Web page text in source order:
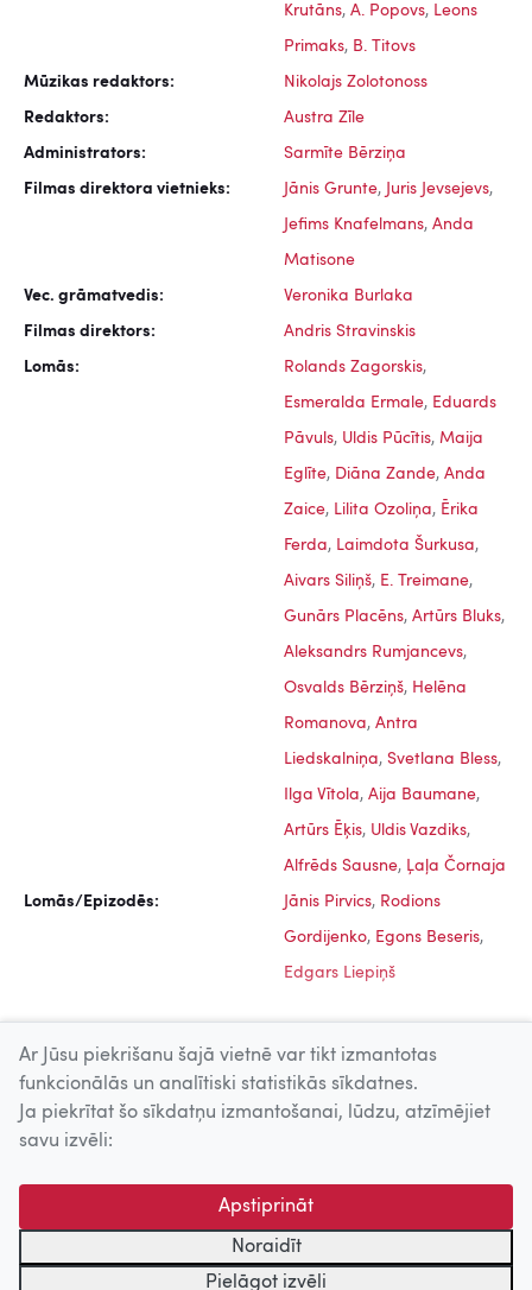
Krutāns, A. Popovs, Leons
Primaks, B. Titovs
Mūzikas redaktors: Nikolajs Zolotonoss
Redaktors: Austra Zīle
Administrators: Sarmīte Bērziņa
Filmas direktora vietnieks: Jānis Grunte, Juris Jevsejevs,
Jefims Knafelmans, Anda
Matisone
Vec. grāmatvedis: Veronika Burlaka
Filmas direktors: Andris Stravinskis
Lomās: Rolands Zagorskis,
Esmeralda Ermale, Eduards
Pāvuls, Uldis Pūcītis, Maija
Eglīte, Diāna Zande, Anda
Zaice, Lilita Ozoliņa, Ērika
Ferda, Laimdota Šurkusa,
Aivars Siliņš, E. Treimane,
Gunārs Placēns, Artūrs Bluks,
Aleksandrs Rumjancevs,
Osvalds Bērziņš, Helēna
Romanova, Antra
Liedskalniņa, Svetlana Bless,
Ilga Vītola, Aija Baumane,
Artūrs Ēķis, Uldis Vazdiks,
Alfrēds Sausne, Ļaļa Čornaja
Lomās/Epizodēs: Jānis Pirvics, Rodions
Gordijenko, Egons Beseris,
Edgars Liepiņš
Uz augšu
© 2026 Nacionālais Kino centrs, Kultūras informācijas sistēmu
centrs. Sadarbības partneris: Latvijas Valsts
kinofotofonodokumentu arhīvs.
Ar Jūsu piekrišanu šajā vietnē var tikt izmantotas
funkcionālās un analītiski statistikās sīkdatnes.
Ja piekrītat šo sīkdatņu izmantošanai, lūdzu, atzīmējiet
savu izvēli:
Apstiprināt
Noraidīt
Pielāgot izvēli